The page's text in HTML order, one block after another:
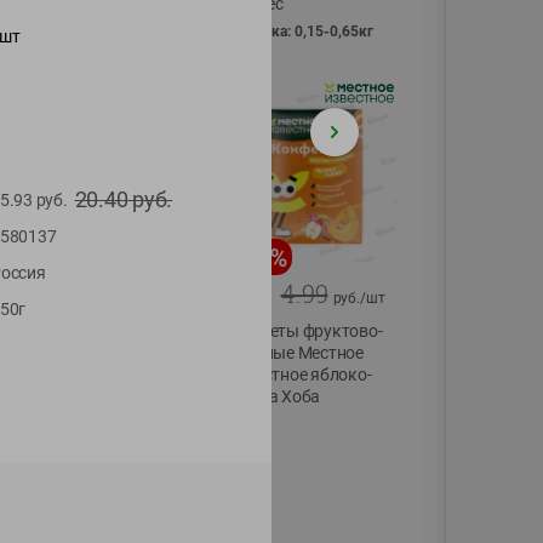
фасовка: 0,15-0,65кг
%
4.99 руб./шт
Конфеты фруктово-
ягодные Местное
известное яблоко-
тыква Хоба
руб. 20.40руб.